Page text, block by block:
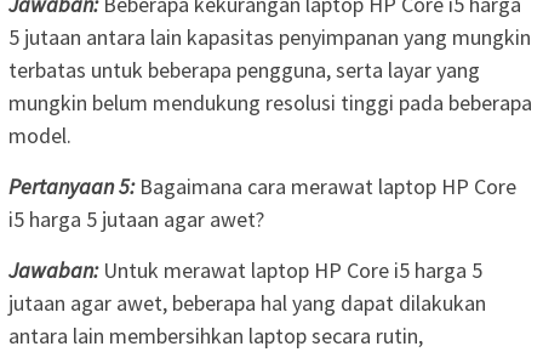
5 jutaan antara lain kapasitas penyimpanan yang mungkin
terbatas untuk beberapa pengguna, serta layar yang
mungkin belum mendukung resolusi tinggi pada beberapa
model.
Pertanyaan 5:Bagaimana cara merawat laptop HP Core
i5 harga 5 jutaan agar awet?
Jawaban:Untuk merawat laptop HP Core i5 harga 5
jutaan agar awet, beberapa hal yang dapat dilakukan
antara lain membersihkan laptop secara rutin,